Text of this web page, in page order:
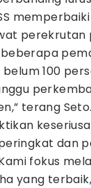
perekrutan
belum 100
terang Seto.
dan
fokus
yang